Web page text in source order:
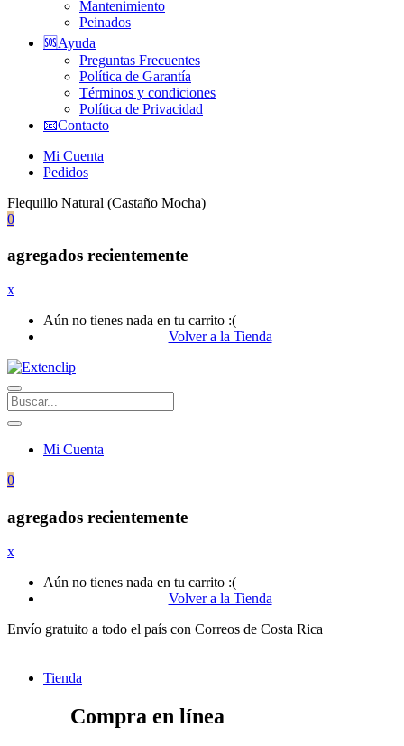
Mantenimiento
Peinados
🆘Ayuda
Preguntas Frecuentes
Política de Garantía
Términos y condiciones
Política de Privacidad
📧Contacto
Mi Cuenta
Pedidos
Flequillo Natural (Castaño Mocha)
0
agregados recientemente
x
Aún no tienes nada en tu carrito :(
Volver a la Tienda
Mi Cuenta
0
agregados recientemente
x
Aún no tienes nada en tu carrito :(
Volver a la Tienda
Envío gratuito a todo el país con Correos de Costa Rica
Tienda
Compra en línea